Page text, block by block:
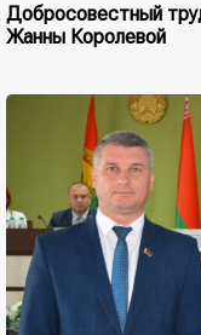
Добросовестный
Жанны Королевой